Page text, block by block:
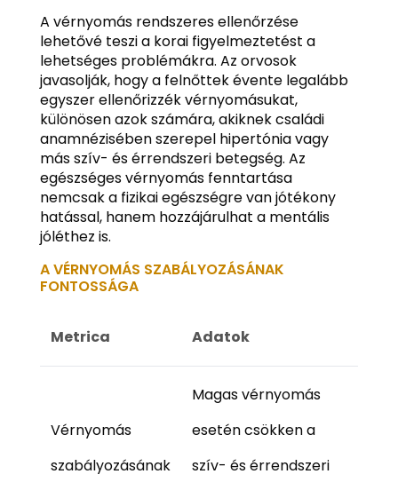
A vérnyomás rendszeres ellenőrzése
lehetővé teszi a korai figyelmeztetést a
lehetséges problémákra. Az orvosok
javasolják, hogy a felnőttek évente legalább
egyszer ellenőrizzék vérnyomásukat,
különösen azok számára, akiknek családi
anamnézisében szerepel hipertónia vagy
más szív- és érrendszeri betegség. Az
egészséges vérnyomás fenntartása
nemcsak a fizikai egészségre van jótékony
hatással, hanem hozzájárulhat a mentális
jóléthez is.
A VÉRNYOMÁS SZABÁLYOZÁSÁNAK
FONTOSSÁGA
Metrica Adatok
Vérnyomás
szabályozásának
Magas vérnyomás
esetén csökken a
szív- és érrendszeri